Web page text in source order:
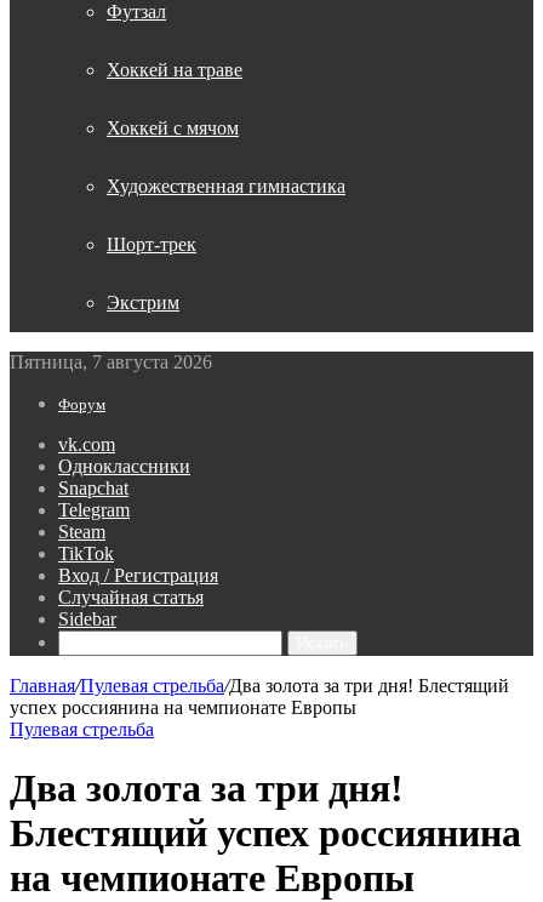
Футзал
Хоккей на траве
Хоккей с мячом
Художественная гимнастика
Шорт-трек
Экстрим
Пятница, 7 августа 2026
Форум
vk.com
Одноклассники
Snapchat
Telegram
Steam
TikTok
Вход / Регистрация
Случайная статья
Sidebar
Главная/Пулевая стрельба/Два золота за три дня! Блестящий
успех россиянина на чемпионате Европы
Пулевая стрельба
Два золота за три дня!
Блестящий успех россиянина
на чемпионате Европы